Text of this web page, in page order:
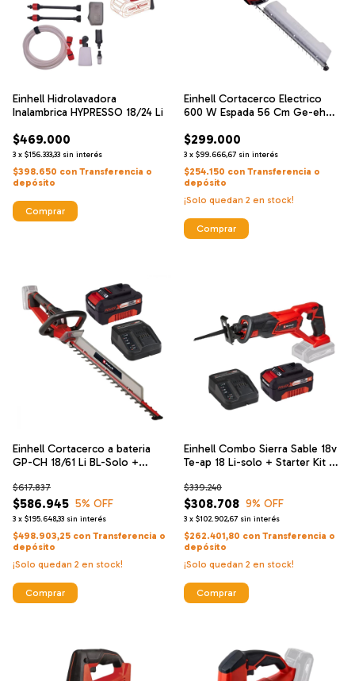
Einhell Hidrolavadora
Inalambrica HYPRESSO 18/24 Li
$469.000
3 x $156.333,33 sin interés
$398.650 con Transferencia o
depósito
Einhell Cortacerco Electrico
600 W Espada 56 Cm Ge-eh
$299.000
3 x $99.666,67 sin interés
$254.150 con Transferencia o
depósito
¡Solo quedan 2 en stock!
Einhell Cortacerco a bateria
GP-CH 18/61 Li BL-Solo +
Velocidad Y Bateria 18 V 4 Ah
$586.945
$617.837
5% OFF
3 x $195.648,33 sin interés
$498.903,25 con Transferencia o
depósito
¡Solo quedan 2 en stock!
Einhell Combo Sierra Sable 18v
Te-ap 18 Li-solo + Starter Kit 4
$308.708
$339.240
9% OFF
3 x $102.902,67 sin interés
$262.401,80 con Transferencia o
depósito
¡Solo quedan 2 en stock!